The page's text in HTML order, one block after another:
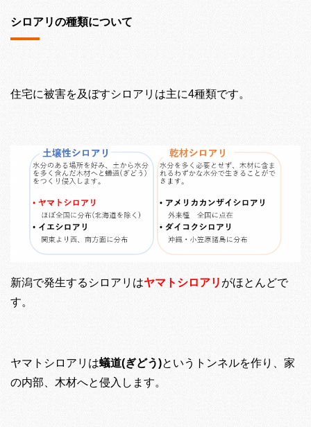
シロアリの種類について
住宅に被害を及ぼすシロアリは主に4種類です。
新潟で発生するシロアリはヤマトシロアリがほとんどで
す。
ヤマトシロアリは蟻道(ぎどう)というトンネルを作り、家
の内部、木材へと侵入します。